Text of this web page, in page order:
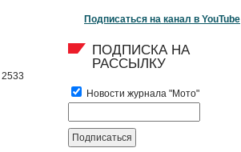
2533
Подписаться на канал в YouTube
ПОДПИСКА НА
РАССЫЛКУ
Новости журнала "Мото"